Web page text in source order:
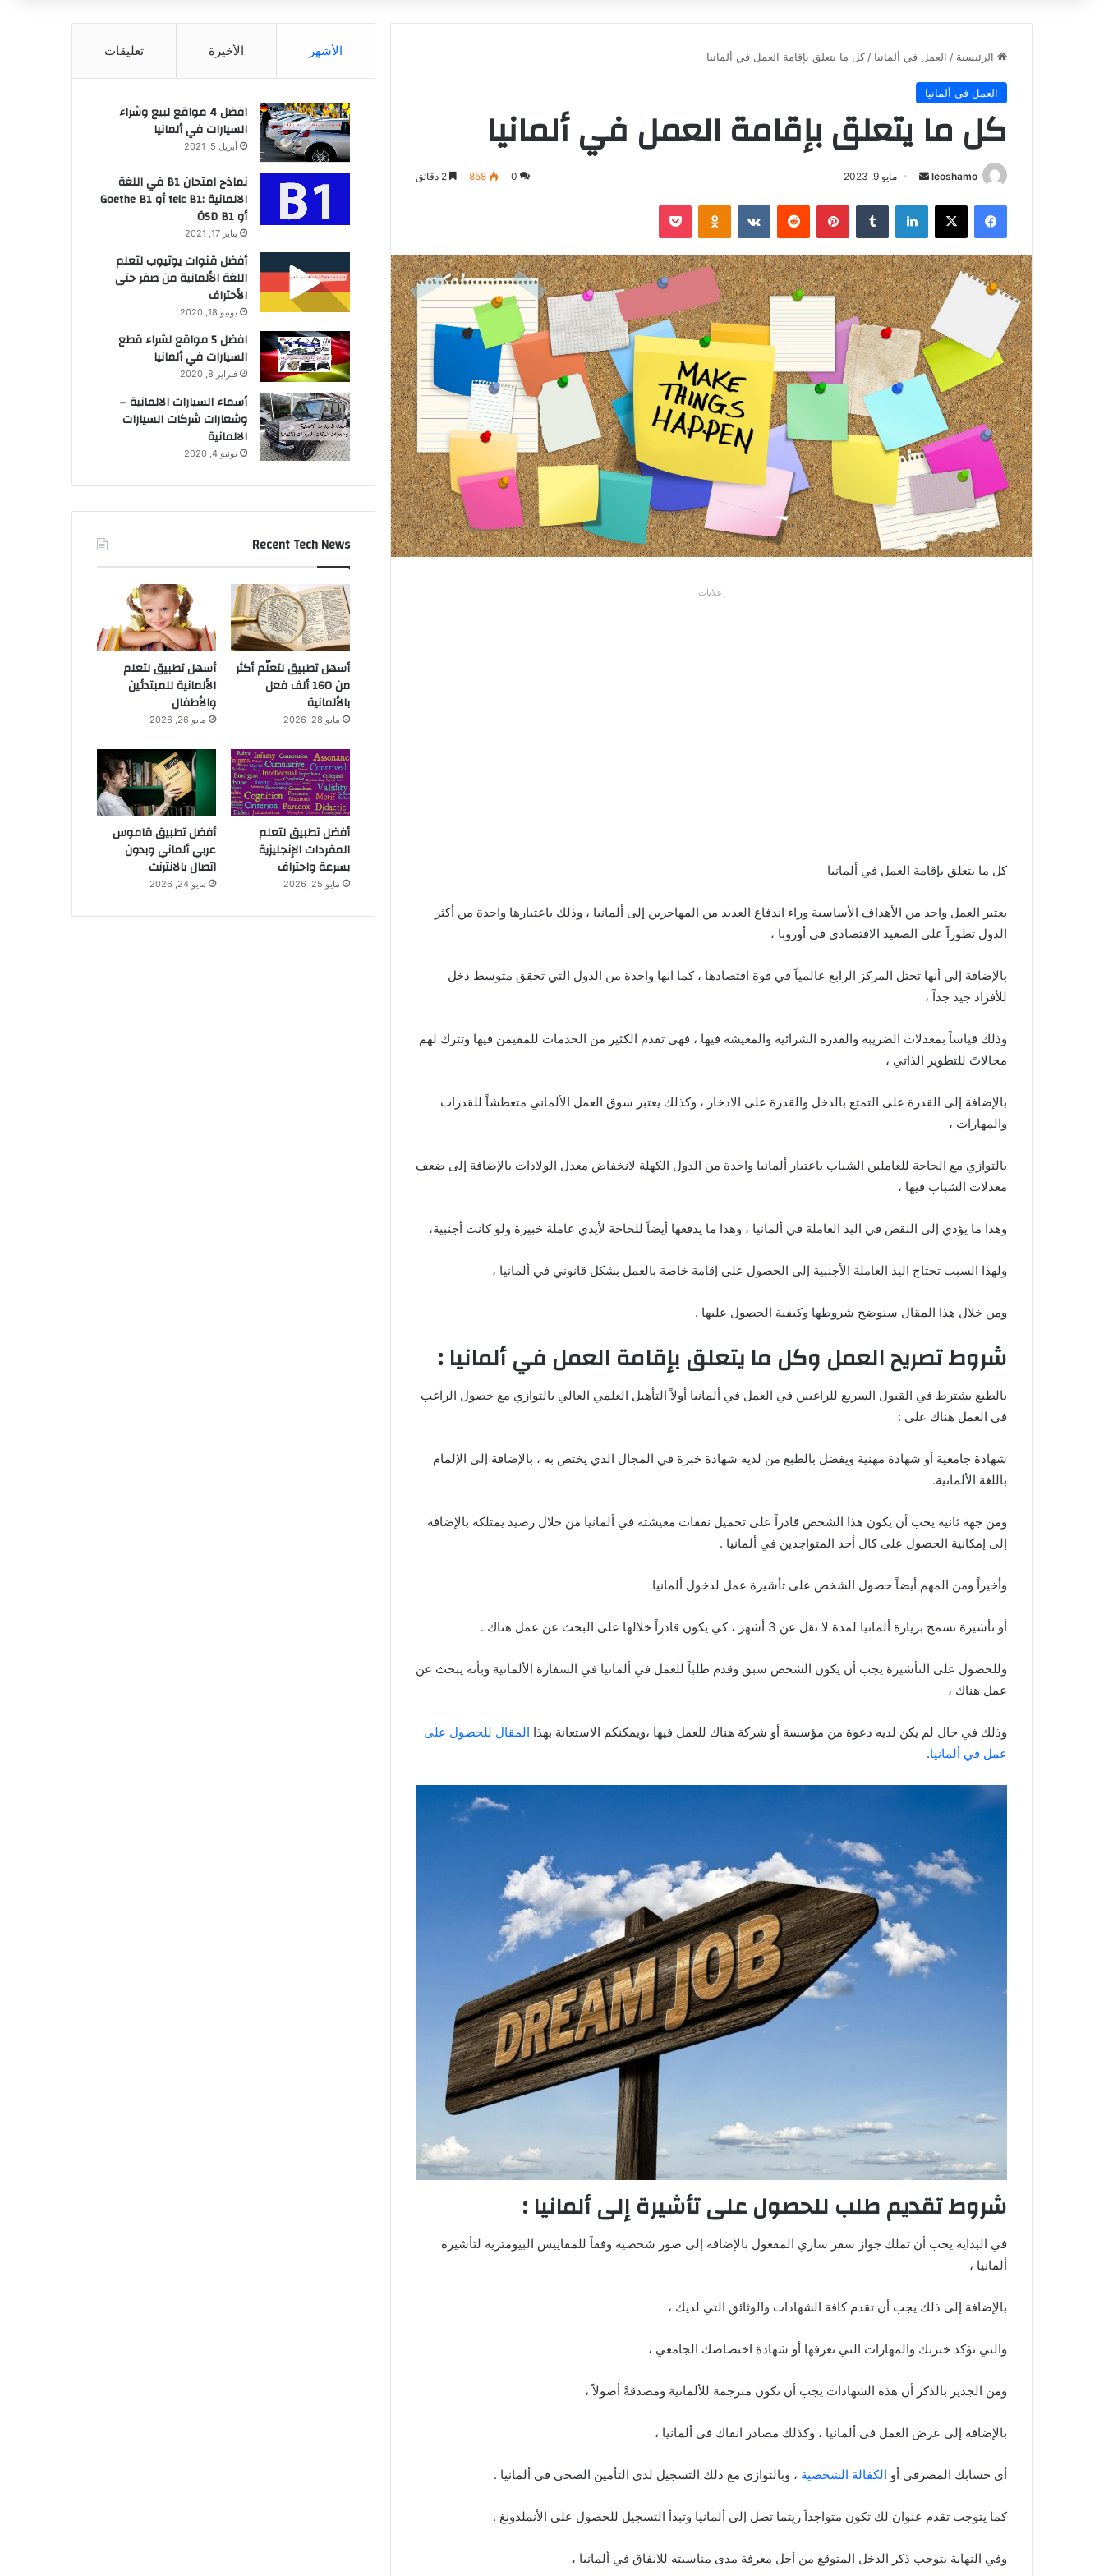
الرئيسية / العمل في ألمانيا / كل ما يتعلق بإقامة العمل في ألمانيا
العمل في ألمانيا
كل ما يتعلق بإقامة العمل في ألمانيا
leoshamo
أرسل
إلكترونيا
مايو 9, 2023 0
858
فيسبوك ‫X لينكدإن بينتيريست Odnoklassniki
‫Pocket
إعلانات
كل ما يتعلق بإقامة العمل في ألمانيا
يعتبر العمل واحد من الأهداف الأساسية وراء اندفاع العديد من المهاجرين إلى ألمانيا ، وذلك باعتبارها واحدة من أكثر
الدول تطوراً على الصعيد الاقتصادي في أوروبا ،
بالإضافة إلى أنها تحتل المركز الرابع عالمياً في قوة اقتصادها ، كما انها واحدة من الدول التي تحقق متوسط دخل
للأفراد جيد جداً ،
وذلك قياساً بمعدلات الضريبة والقدرة الشرائية والمعيشة فيها ، فهي تقدم الكثير من الخدمات للمقيمن فيها وتترك لهم
مجالاتً للتطوير الذاتي ،
بالإضافة إلى القدرة على التمتع بالدخل والقدرة على الادخار ، وكذلك يعتبر سوق العمل الألماني متعطشاً للقدرات
والمهارات ،
بالتوازي مع الحاجة للعاملين الشباب باعتبار ألمانيا واحدة من الدول الكهلة لانخفاض معدل الولادات بالإضافة إلى ضعف
معدلات الشباب فيها ،
وهذا ما يؤدي إلى النقص في اليد العاملة في ألمانيا ، وهذا ما يدفعها أيضاً للحاجة لأيدي عاملة خبيرة ولو كانت أجنبية،
ولهذا السبب تحتاج اليد العاملة الأجنبية إلى الحصول على إقامة خاصة بالعمل بشكل قانوني في ألمانيا ،
ومن خلال هذا المقال سنوضح شروطها وكيفية الحصول عليها .
شروط تصريح العمل وكل ما يتعلق بإقامة العمل في ألمانيا :
بالطبع يشترط في القبول السريع للراغبين في العمل في ألمانيا أولاً التأهيل العلمي العالي بالتوازي مع حصول الراغب
في العمل هناك على :
شهادة جامعية أو شهادة مهنية ويفضل بالطبع من لديه شهادة خبرة في المجال الذي يختص به ، بالإضافة إلى الإلمام
باللغة الألمانية.
ومن جهة ثانية يجب أن يكون هذا الشخص قادراً على تحميل نفقات معيشته في ألمانيا من خلال رصيد يمتلكه بالإضافة
إلى إمكانية الحصول على كال أحد المتواجدين في ألمانيا .
وأخيراً ومن المهم أيضاً حصول الشخص على تأشيرة عمل لدخول ألمانيا
أو تأشيرة تسمح بزيارة ألمانيا لمدة لا تقل عن 3 أشهر ، كي يكون قادراً خلالها على البحث عن عمل هناك .
وللحصول على التأشيرة يجب أن يكون الشخص سبق وقدم طلباً للعمل في ألمانيا في السفارة الألمانية وبأنه يبحث عن
عمل هناك ،
وذلك في حال لم يكن لديه دعوة من مؤسسة أو شركة هناك للعمل فيها ،ويمكنكم الاستعانة بهذا المقال للحصول على
عمل في ألمانيا.
شروط تقديم طلب للحصول على تأشيرة إلى ألمانيا :
في البداية يجب أن تملك جواز سفر ساري المفعول بالإضافة إلى صور شخصية وفقاً للمقاييس البيومترية لتأشيرة
ألمانيا ،
بالإضافة إلى ذلك يجب أن تقدم كافة الشهادات والوثائق التي لديك ،
والتي تؤكد خبرتك والمهارات التي تعرفها أو شهادة اختصاصك الجامعي ،
ومن الجدير بالذكر أن هذه الشهادات يجب أن تكون مترجمة للألمانية ومصدقةً أصولاً ،
بالإضافة إلى عرض العمل في ألمانيا ، وكذلك مصادر انفاك في ألمانيا ،
أي حسابك المصرفي أو الكفالة الشخصية ، وبالتوازي مع ذلك التسجيل لدى التأمين الصحي في ألمانيا .
كما يتوجب تقدم عنوان لك تكون متواجداً ريثما تصل إلى ألمانيا وتبدأ التسجيل للحصول على الأنملدونغ .
وفي النهاية يتوجب ذكر الدخل المتوقع من أجل معرفة مدى مناسبته للانفاق في ألمانيا ،
الأشهر الأخيرة تعليقات
افضل 4 مواقع لبيع وشراء
السيارات في ألمانيا
أبريل 5, 2021
نماذج امتحان B1 في اللغة
الالمانية :telc B1 أو Goethe B1
أو ÖSD B1
يناير 17, 2021
أفضل قنوات يوتيوب لتعلم
اللغة الألمانية من صفر حتى
الأحتراف
يونيو 18, 2020
افضل 5 مواقع لشراء قطع
السيارات في ألمانيا
فبراير 8, 2020
أسماء السيارات الالمانية –
وشعارات شركات السيارات
الالمانية
يونيو 4, 2020
Recent Tech News
أسهل تطبيق لتعلّم أكثر
من 160 ألف فعل
بالألمانية
مايو 28, 2026
أسهل تطبيق لتعلم
الألمانية للمبتدئين
والأطفال
مايو 26, 2026
أفضل تطبيق لتعلم
المفردات الإنجليزية
بسرعة واحتراف
مايو 25, 2026
أفضل تطبيق قاموس
عربي ألماني وبدون
اتصال بالانترنت
مايو 24, 2026